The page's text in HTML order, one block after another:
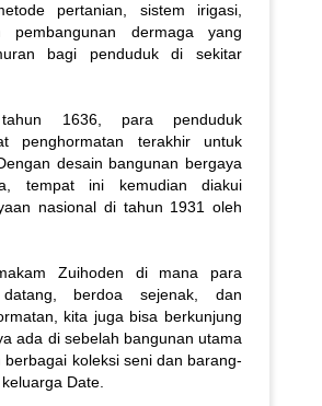
pertanian, sistem irigasi,
dermaga yang
bagi penduduk di sekitar
1636, para penduduk
penghormatan terakhir untuk
desain bangunan bergaya
tempat ini kemudian diakui
nasional di tahun 1931 oleh
Zuihoden di mana para
berdoa sejenak, dan
kita juga bisa berkunjung
ada di sebelah bangunan utama
koleksi seni dan barang-
Date.